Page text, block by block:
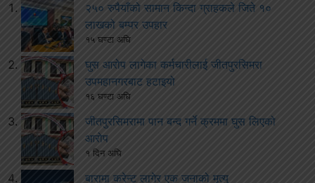
२५० रुपैयाँको सामान किन्दा ग्राहकले जिते १०
लाखको बम्पर उपहार
१५ घण्टा अघि
घुस आरोप लागेका कर्मचारीलाई जीतपुरसिमरा
उपमहानगरबाट हटाइयो
१६ घण्टा अघि
जीतपुरसिमरामा पान बन्द गर्ने क्रममा घुस लिएको
आरोप
१ दिन अघि
बारामा करेन्ट लागेर एक जनाको मृत्यु